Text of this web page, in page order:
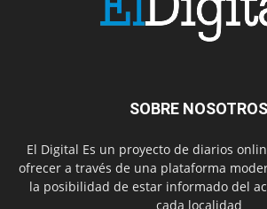
SOBRE NOSOTROS
El Digital Es un proyecto de diarios
ofrecer a través de una plataforma
la posibilidad de estar informado del
cada localidad